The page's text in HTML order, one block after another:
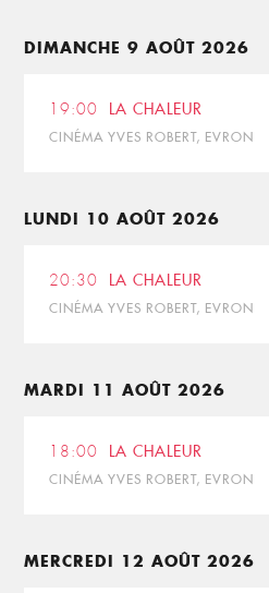
DIMANCHE 9 AOÛT 2026
19:00 LA CHALEUR
CINÉMA YVES ROBERT, EVRON
LUNDI 10 AOÛT 2026
20:30 LA CHALEUR
CINÉMA YVES ROBERT, EVRON
MARDI 11 AOÛT 2026
18:00 LA CHALEUR
CINÉMA YVES ROBERT, EVRON
MERCREDI 12 AOÛT 2026